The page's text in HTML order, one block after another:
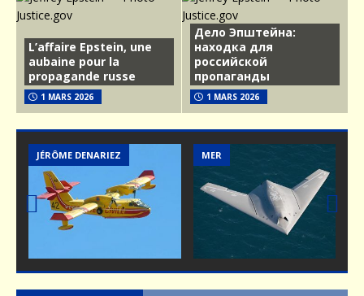
L’affaire Epstein, une
aubaine pour la
propagande russe
1 MARS 2026
Дело Эпштейна:
находка для
российской
пропаганды
1 MARS 2026
MER